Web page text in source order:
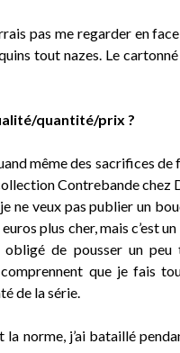
pas me regarder en
tout nazes. Le
quantité/prix ?
même des sacrifices
Contrebande chez
ne veux pas publier un
plus cher, mais c’est
de pousser un peu
comprennent que je fais
de la série.
norme, j’ai bataillé